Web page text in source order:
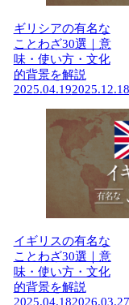
ギリシアの有名な
ことわざ30選｜意
味・使い方・文化
的背景を解説
2025.04.192025.12.18
イギリスの有名な
ことわざ30選｜意
味・使い方・文化
的背景を解説
2025.04.182026.03.27